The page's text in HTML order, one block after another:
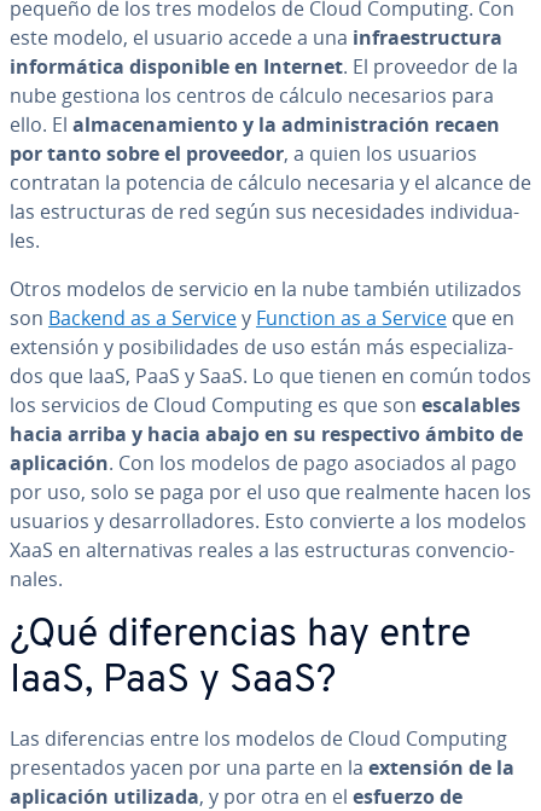
pequeño de los tres modelos de Cloud Computing. Con
este modelo, el usuario accede a una in­frae­s­tru­c­tu­ra
in­fo­r­má­ti­ca di­s­po­ni­ble en Internet. El proveedor de la
nube gestiona los centros de cálculo ne­ce­sa­rios para
ello. El al­ma­ce­na­mie­n­to y la ad­mi­ni­s­tra­ción recaen
por tanto sobre el proveedor, a quien los usuarios
contratan la potencia de cálculo necesaria y el alcance de
las es­tru­c­tu­ras de red según sus ne­ce­si­da­des in­di­vi­dua­
les.
Otros modelos de servicio en la nube también uti­li­za­dos
son Backend as a Servicey Function as a Service que en
extensión y po­si­bi­li­da­des de uso están más es­pe­cia­li­za­
dos que IaaS, PaaS y SaaS. Lo que tienen en común todos
los servicios de Cloud Computing es que son es­ca­la­bles
hacia arriba y hacia abajo en su re­s­pe­c­ti­vo ámbito de
apli­ca­ción. Con los modelos de pago asociados al pago
por uso, solo se paga por el uso que realmente hacen los
usuarios y de­sa­rro­lla­do­res. Esto convierte a los modelos
XaaS en al­te­r­na­ti­vas reales a las es­tru­c­tu­ras co­n­ve­n­cio­
na­les.
¿Qué di­fe­re­n­cias hay entre
IaaS, PaaS y SaaS?
Las di­fe­re­n­cias entre los modelos de Cloud Computing
pre­se­n­ta­dos yacen por una parte en la extensión de la
apli­ca­ción utilizada, y por otra en el esfuerzo de